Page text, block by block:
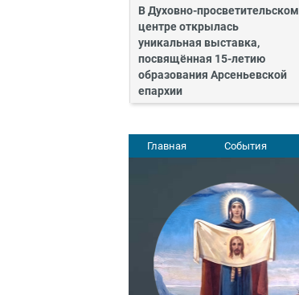
В Духовно-просветительском
центре открылась
уникальная выставка,
посвящённая 15-летию
образования Арсеньевской
епархии
Главная События